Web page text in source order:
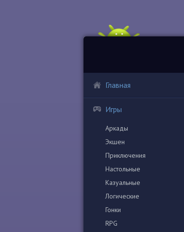
Главная
Игры
Аркады
Экшен
Приключения
Настольные
Казуальные
Логические
Гонки
RPG